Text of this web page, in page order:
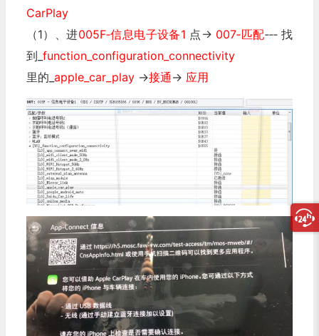
CarPlay
（1）、进005F‐信息电子设备1 点→ 007‐匹配‐‐‐ 找
到_ function_configuration_connectivity
里的_ apple_car_play→接通 → 应用